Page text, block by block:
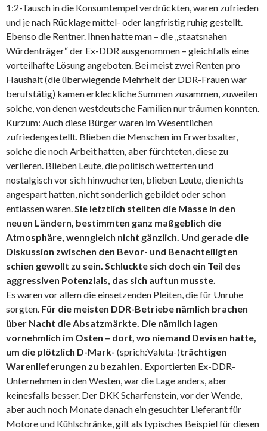
1:2-Tausch in die Konsumtempel verdrückten, waren zufrieden
und je nach Rücklage mittel- oder langfristig ruhig gestellt.
Ebenso die Rentner. Ihnen hatte man – die „staatsnahen
Würdenträger“ der Ex-DDR ausgenommen – gleichfalls eine
vorteilhafte Lösung angeboten. Bei meist zwei Renten pro
Haushalt (die überwiegende Mehrheit der DDR-Frauen war
berufstätig) kamen erkleckliche Summen zusammen, zuweilen
solche, von denen westdeutsche Familien nur träumen konnten.
Kurzum: Auch diese Bürger waren im Wesentlichen
zufriedengestellt. Blieben die Menschen im Erwerbsalter,
solche die noch Arbeit hatten, aber fürchteten, diese zu
verlieren. Blieben Leute, die politisch wetterten und
nostalgisch vor sich hinwucherten, blieben Leute, die nichts
angespart hatten, nicht sonderlich gebildet oder schon
entlassen waren.Sie letztlich stellten die Masse in den
neuen Ländern, bestimmten ganz maßgeblich die
Atmosphäre, wenngleich nicht gänzlich. Und gerade die
Diskussion zwischen den Bevor- und Benachteiligten
schien gewollt zu sein. Schluckte sich doch ein Teil des
aggressiven Potenzials, das sich auftun musste.
Es waren vor allem die einsetzenden Pleiten, die für Unruhe
sorgten. Für die meisten DDR-Betriebe nämlich brachen
über Nacht die Absatzmärkte. Die nämlich lagen
vornehmlich im Osten – dort, wo niemand Devisen hatte,
um die plötzlich D-Mark- (sprich:Valuta-)trächtigen
Warenlieferungen zu bezahlen. Exportierten Ex-DDR-
Unternehmen in den Westen, war die Lage anders, aber
keinesfalls besser. Der DKK Scharfenstein, vor der Wende,
aber auch noch Monate danach ein gesuchter Lieferant für
Motore und Kühlschränke, gilt als typisches Beispiel für diesen